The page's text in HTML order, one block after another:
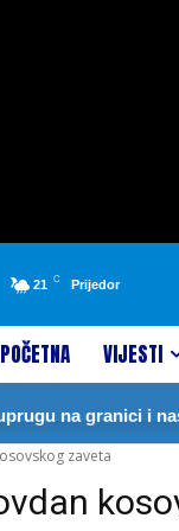
21 C Prijedor
POČETNA VIJESTI
na granici i
zaveta